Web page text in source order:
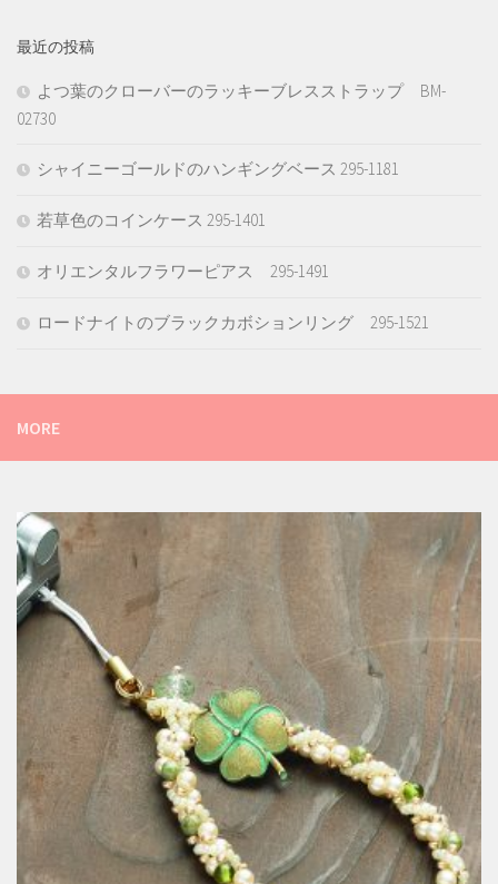
最近の投稿
よつ葉のクローバーのラッキーブレスストラップ BM-
02730
シャイニーゴールドのハンギングベース 295-1181
若草色のコインケース 295-1401
オリエンタルフラワーピアス 295-1491
ロードナイトのブラックカボションリング 295-1521
MORE